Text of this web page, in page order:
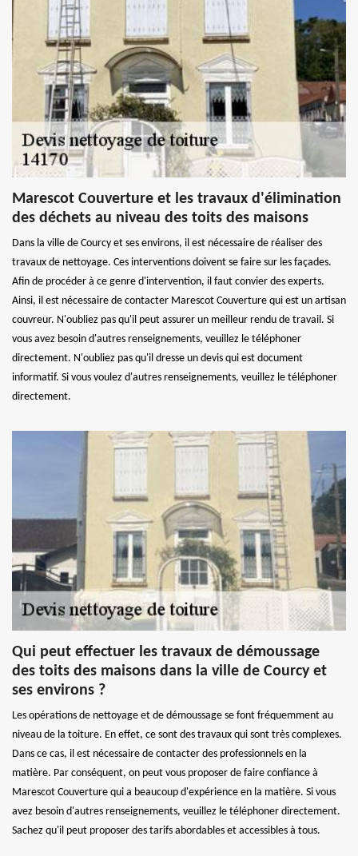
Marescot Couverture et les travaux d'élimination
des déchets au niveau des toits des maisons
Dans la ville de Courcy et ses environs, il est nécessaire de réaliser des
travaux de nettoyage. Ces interventions doivent se faire sur les façades.
Afin de procéder à ce genre d'intervention, il faut convier des experts.
Ainsi, il est nécessaire de contacter Marescot Couverture qui est un artisan
couvreur. N'oubliez pas qu'il peut assurer un meilleur rendu de travail. Si
vous avez besoin d'autres renseignements, veuillez le téléphoner
directement. N'oubliez pas qu'il dresse un devis qui est document
informatif. Si vous voulez d'autres renseignements, veuillez le téléphoner
directement.
Qui peut effectuer les travaux de démoussage
des toits des maisons dans la ville de Courcy et
ses environs ?
Les opérations de nettoyage et de démoussage se font fréquemment au
niveau de la toiture. En effet, ce sont des travaux qui sont très complexes.
Dans ce cas, il est nécessaire de contacter des professionnels en la
matière. Par conséquent, on peut vous proposer de faire confiance à
Marescot Couverture qui a beaucoup d'expérience en la matière. Si vous
avez besoin d'autres renseignements, veuillez le téléphoner directement.
Sachez qu'il peut proposer des tarifs abordables et accessibles à tous.